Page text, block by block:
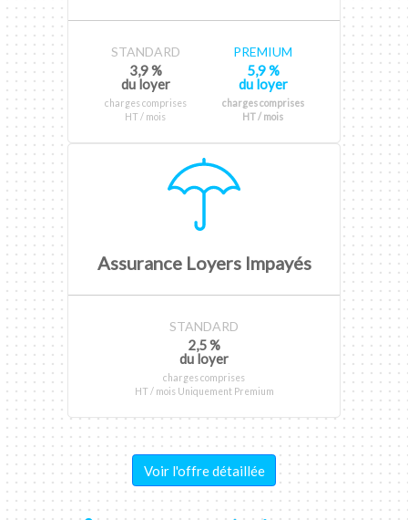
STANDARD
3,9 %
du loyer
charges comprises
HT / mois
PREMIUM
5,9 %
du loyer
charges comprises
HT / mois
Assurance Loyers Impayés
STANDARD
2,5 %
du loyer
charges comprises
HT / mois Uniquement Premium
Voir l'offre détaillée